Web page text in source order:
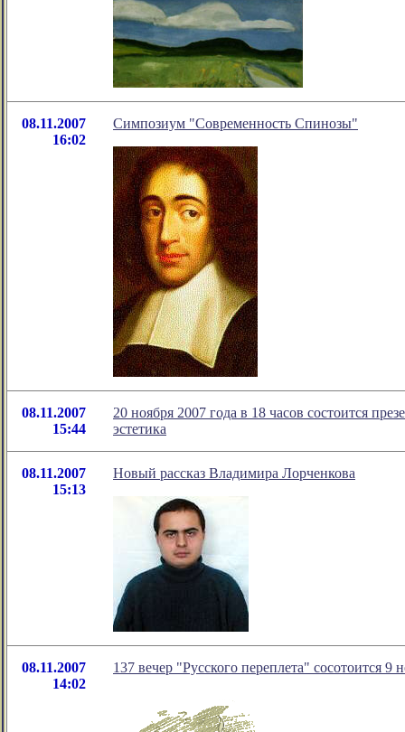
08.11.2007
16:02
Симпозиум "Современность Спинозы"
08.11.2007
15:44
20 ноября 2007 года в 18 часов состоится
эстетика
08.11.2007
15:13
Новый рассказ Владимира Лорченкова
08.11.2007
14:02
137 вечер "Русского переплета" сосотоится 9